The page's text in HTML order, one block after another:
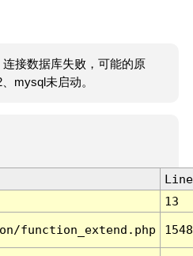
接数据库失败，可能的原
mysql未启动。
Line
13
function_extend.php 1548